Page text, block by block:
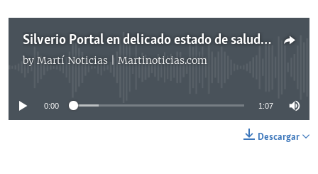
Silverio Portal en delicado estado de salud en la cárcel
by Martí Noticias | Martinoticias.com
No media source currently available
0:00 1:07
Descargar